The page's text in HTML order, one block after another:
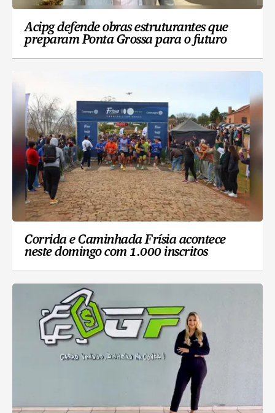
Acipg defende obras estruturantes que
preparam Ponta Grossa para o futuro
Corrida e Caminhada Frísia acontece
neste domingo com 1.000 inscritos